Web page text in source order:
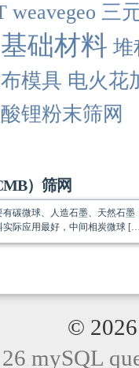
weavegeo 三
基础材料 堆
模具 电火花
锂粉末筛网
）筛网
碳微球、人造石墨、天然石墨
实际应用最好，中间相炭微球
©
26 mySQL